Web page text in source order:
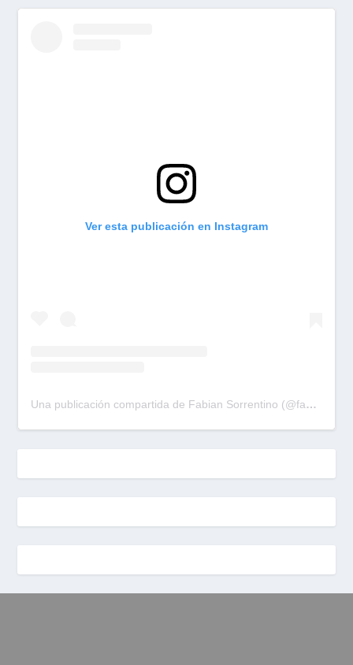
Ver esta publicación en Instagram
Una publicación compartida de Fabian Sorrentino (@fabiansonria)